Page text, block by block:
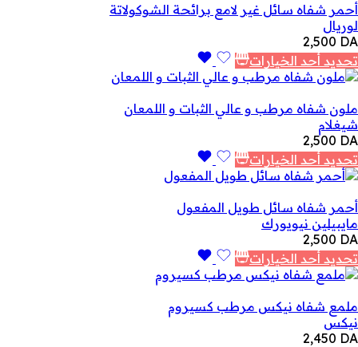
أحمر شفاه سائل غير لامع برائحة الشوكولاتة
لوريال
2,500 DA
تحديد أحد الخيارات
ملون شفاه مرطب و عالي الثبات و اللمعان
شيغلام
2,500 DA
تحديد أحد الخيارات
أحمر شفاه سائل طويل المفعول
مايبيلين نيويورك
2,500 DA
تحديد أحد الخيارات
ملمع شفاه نيكس مرطب كسيروم
نيكس
2,450 DA